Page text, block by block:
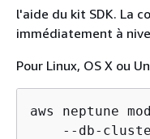
l'aide du kit SDK. La
immédiatement à
Pour Linux, OS X ou
aws neptune
--db-